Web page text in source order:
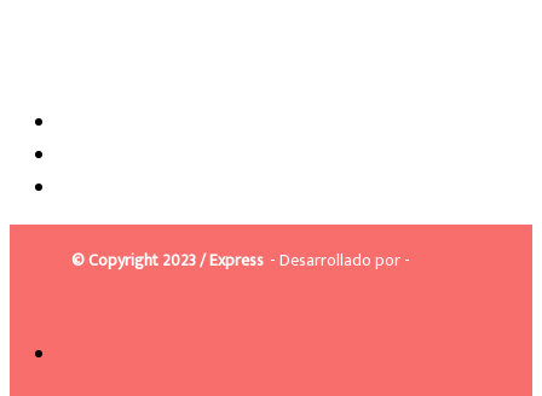
© Copyright 2023 / Express - Desarrollado por -